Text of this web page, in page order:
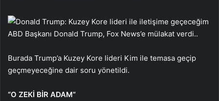
ABD Başkanı Donald Trump, Fox News’e mülakat verdi..
Burada Trump’a Kuzey Kore lideri Kim ile temasa geçip
geçmeyeceğine dair soru yönetildi.
“O ZEKİ BİR ADAM”